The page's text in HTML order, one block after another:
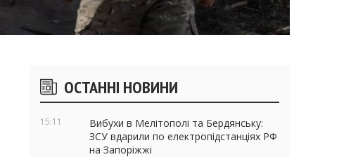
Бічні
віджети
ОСТАННІ НОВИНИ
15:11
Вибухи в Мелітополі та Бердянську:
ЗСУ вдарили по електропідстанціях РФ
на Запоріжжі